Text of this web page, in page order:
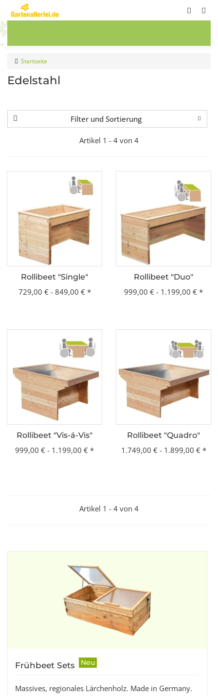
Startseite
Edelstahl
Filter und Sortierung
Artikel 1 - 4 von 4
Rollibeet "Single"
729,00 € - 849,00 € *
Rollibeet "Duo"
999,00 € - 1.199,00 € *
Rollibeet "Vis-á-Vis"
999,00 € - 1.199,00 € *
Rollibeet "Quadro"
1.749,00 € - 1.899,00 € *
Artikel 1 - 4 von 4
Frühbeet Sets Neu
Massives, regionales Lärchenholz. Made in Germany.